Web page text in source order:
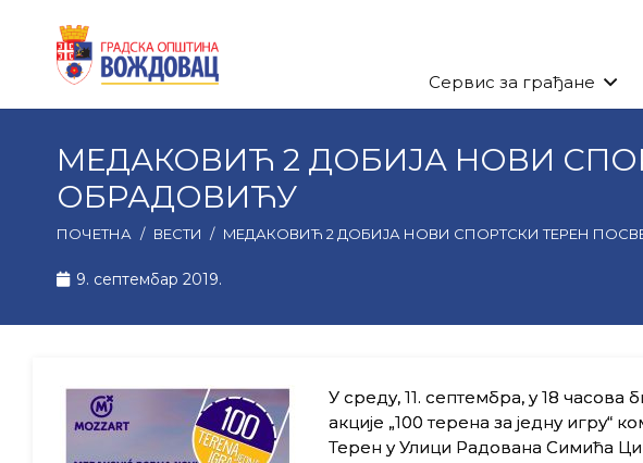
Сервис за грађане
MЕДАКОВИЋ 2 ДОБИЈА НОВИ
ОБРАДОВИЋУ
ПОЧЕТНА / ВЕСТИ / MЕДАКОВИЋ 2 ДОБИЈА НОВИ СПОРТСКИ ТЕРЕН
9. септембар 2019.
У среду, 11. септембра, у 18
акције „100 терена за једну игру“
Терен у Улици Радована Симића